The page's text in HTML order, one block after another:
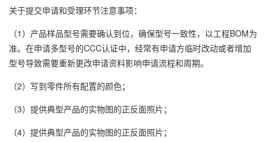
关于提交申请和受理环节注意事项：
（1）产品样品型号需要确认到位，确保型号一致性，以工程BOM为
准。在申请多型号的CCC认证中，经常有申请方临时改动或者增加
型号导致需要重新更改申请资料影响申请流程和周期。
（2）写到零件所有配置的颜色；
（3）提供典型产品的实物图的正反面照片；
（4）提供典型产品的实物图的正反面照片；